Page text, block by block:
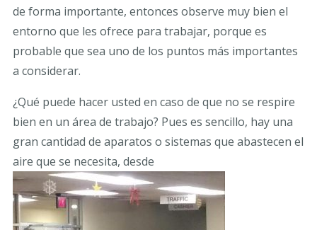
de forma importante, entonces observe muy bien el
entorno que les ofrece para trabajar, porque es
probable que sea uno de los puntos más importantes
a considerar.
¿Qué puede hacer usted en caso de que no se respire
bien en un área de trabajo? Pues es sencillo, hay una
gran cantidad de aparatos o sistemas que abastecen el
aire que se necesita, desde